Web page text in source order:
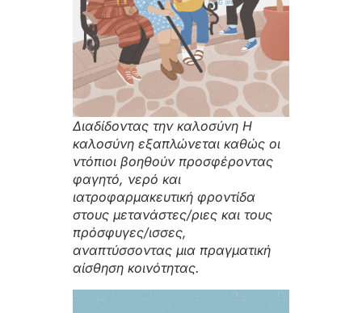
Διαδίδοντας την καλοσύνη Η
καλοσύνη εξαπλώνεται καθώς οι
ντόπιοι βοηθούν προσφέροντας
φαγητό, νερό και
ιατροφαρμακευτική φροντίδα
στους μετανάστες/ριες και τους
πρόσφυγες/ισσες,
αναπτύσσοντας μια πραγματική
αίσθηση κοινότητας.